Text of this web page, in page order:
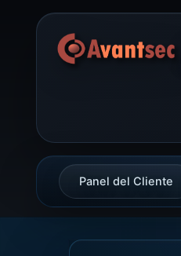
Panel del Cliente